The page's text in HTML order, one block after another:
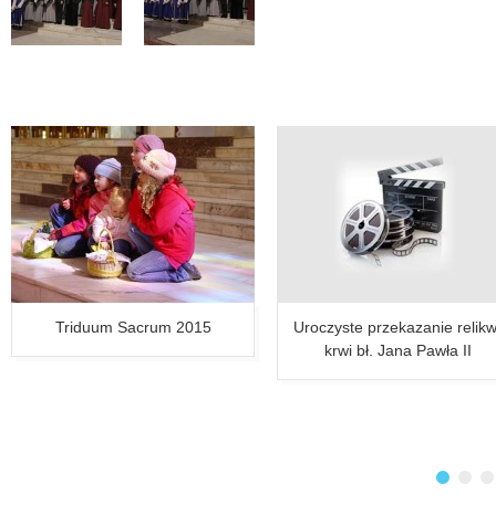
Triduum Sacrum 2015
Uroczyste przekazanie
krwi bł. Jana Pawła II